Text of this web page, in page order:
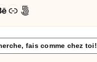
Lien500px
fais comme chez toi!